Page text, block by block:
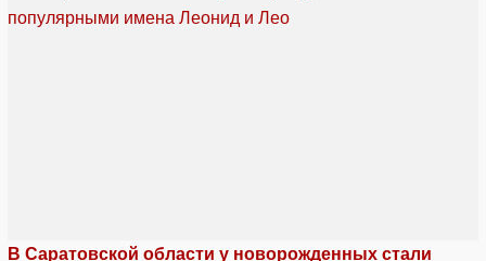
В Саратовской области у новорожденных стали